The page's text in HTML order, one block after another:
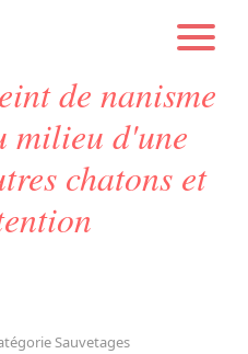
de nanisme
milieu d'une
chatons et
Sauvetages